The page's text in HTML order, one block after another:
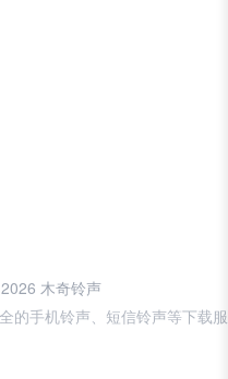
木奇铃声
的手机铃声、短信铃声等下载服